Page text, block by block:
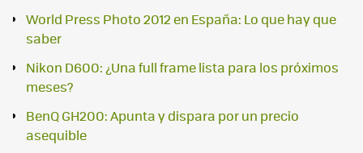
World Press Photo 2012 en España: Lo que hay que
saber
Nikon D600: ¿Una full frame lista para los próximos
meses?
BenQ GH200: Apunta y dispara por un precio
asequible